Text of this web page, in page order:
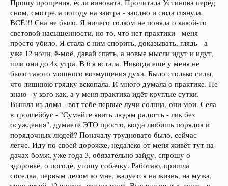
Прошу прощения, если виновата. Прочитала Устинова перед
сном, смотрела погоду на завтра - заодно и сюда глянула.
ВСЁ!!! Сна не было. Я ничего толком не поняла о какой-то
световой насыщенности, но то, что нет практики - меня
просто убило. Я стала с ним спорить, доказывать, глядь - а
уже 12 ночи, ё-моё, давай спать, а новые мысли идут и идут,
шли они до 4х утра. В 6 я встала. Никогда ещё у меня не
было такого мощного возмущения духа. Было столько силы,
что лишнюю грядку вскопала. И много думала о практике. Не
знаю - у кого как, а у меня практика идёт круглые сутки.
Вышла из дома - вот тебе первые лучи солнца, они мои. Села
в троллейбус - "Сумейте явить людям радость - лик без
осуждения", думаете ЭТО просто, когда любишь порядок и
порядочных людей? Поначалу трудновато было, сейчас
легче. Иду по своей дорожке, недалеко от меня живёт тут на
дачах бомж, уже года 3, обязательно зайду, спрошу о
здоровье, о погоде, угощу собачку. Работаю, пришла
соседка, первым делом ко мне, жалуется на жизнь, на мужа,